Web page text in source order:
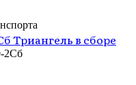
Триангель в сборе
2Сб